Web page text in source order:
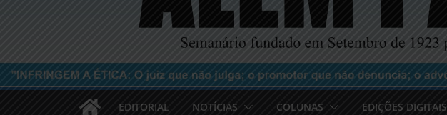
EDITORIAL NOTÍCIAS COLUNAS EDIÇÕES DIGITAIS